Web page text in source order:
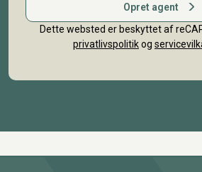
Opret agent
Dette websted er beskyttet af
privatlivspolitikog